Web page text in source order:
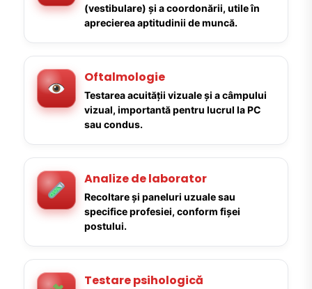
(vestibulare) și a coordonării, utile în
aprecierea aptitudinii de muncă.
Oftalmologie
Testarea acuității vizuale și a câmpului
vizual, importantă pentru lucrul la PC
sau condus.
Analize de laborator
Recoltare și paneluri uzuale sau
specifice profesiei, conform fișei
postului.
Testare psihologică